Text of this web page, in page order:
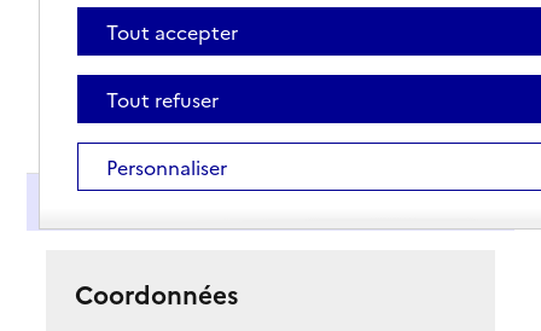
Coordonnées
Tout accepter
Tout refuser
Personnaliser